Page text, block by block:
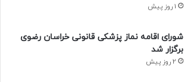
1 روز پیش
شورای اقامه نماز پزشکی قانونی خراسان رضوی
برگزار شد
2 روز پیش